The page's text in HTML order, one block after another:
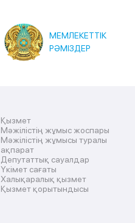
МЕМЛЕКЕТТІК
РӘМІЗДЕР
Қызмет
Мәжілістің жұмыс жоспары
Мәжілістің жұмысы туралы
ақпарат
Депутаттық сауалдар
Үкімет сағаты
Халықаралық қызмет
Қызмет қорытындысы